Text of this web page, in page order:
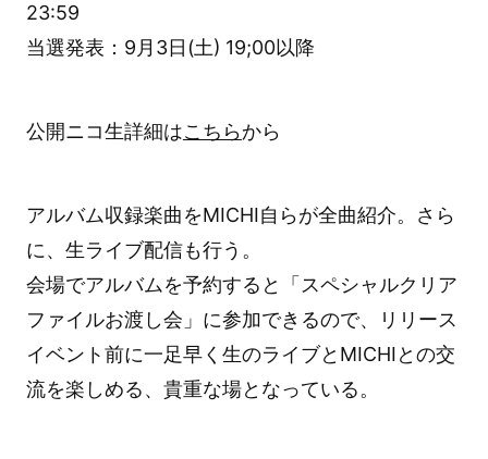
23:59
当選発表：9月3日(土) 19;00以降
公開ニコ生詳細はこちらから
アルバム収録楽曲をMICHI自らが全曲紹介。さら
に、生ライブ配信も行う。
会場でアルバムを予約すると「スペシャルクリア
ファイルお渡し会」に参加できるので、リリース
イベント前に一足早く生のライブとMICHIとの交
流を楽しめる、貴重な場となっている。